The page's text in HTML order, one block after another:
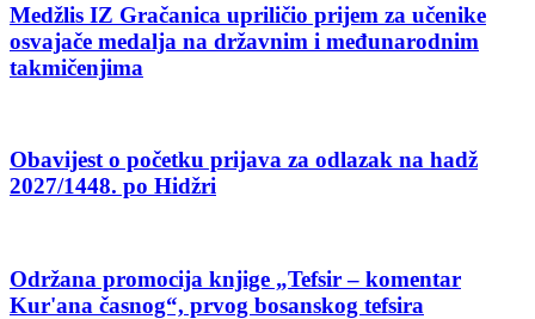
Medžlis IZ Gračanica upriličio prijem za učenike
osvajače medalja na državnim i međunarodnim
takmičenjima
Obavijest o početku prijava za odlazak na hadž
2027/1448. po Hidžri
Održana promocija knjige „Tefsir – komentar
Kur'ana časnog“, prvog bosanskog tefsira